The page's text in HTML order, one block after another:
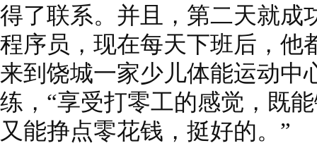
得了联系。并且，第二天就成
程序员，现在每天下班后，他
来到饶城一家少儿体能运动中
练，“享受打零工的感觉，既
又能挣点零花钱，挺好的。”